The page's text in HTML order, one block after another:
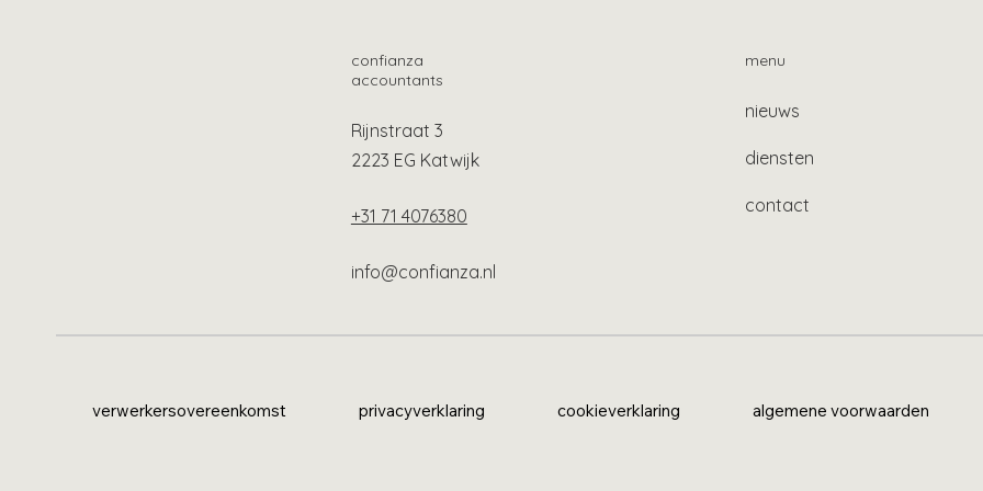
confianza
accountants
Rijnstraat 3
2223 EG Katwijk
+31 71 4076380
info@confianza.nl
menu
nieuws
diensten
contact
verwerkersovereenkomst privacyverklaring cookieverklaring algemene voorwaarden